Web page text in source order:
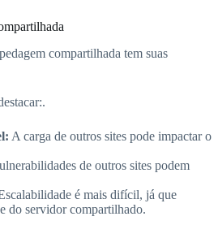
compartilhada tem suas
A carga de outros sites pode impactar o
de outros sites podem
é mais difícil, já que
do servidor compartilhado.